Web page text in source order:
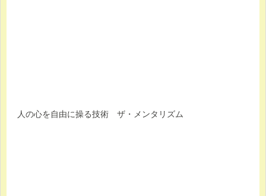
人の心を自由に操る技術 ザ・メンタリズム